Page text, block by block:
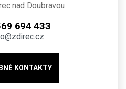
nad Doubravou
694 433
KONTAKTY